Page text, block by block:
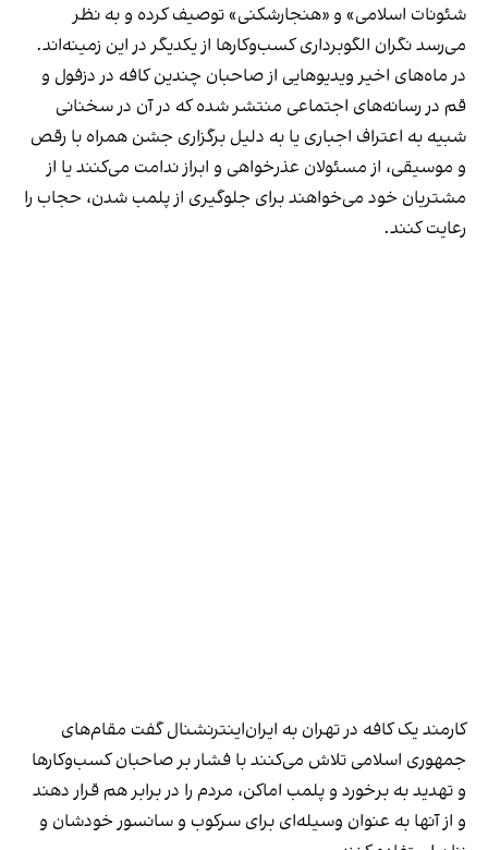
شئونات اسلامی» و «هنجارشکنی» توصیف کرده و به نظر
می‌رسد نگران الگوبرداری کسب‌وکارها از یکدیگر در این زمینه‌اند.
در ماه‌های اخیر ویدیوهایی از صاحبان چندین کافه در دزفول و
قم در رسانه‌های اجتماعی منتشر شده که در آن در سخنانی
شبیه به اعتراف اجباری یا به دلیل برگزاری جشن همراه با رقص
و موسیقی، از مسئولان عذرخواهی و ابراز ندامت می‌کنند یا از
مشتریان خود می‌خواهند برای جلوگیری از پلمب شدن، حجاب را
رعایت کنند.
کارمند یک کافه در تهران به ایران‌اینترنشنال گفت مقام‌های
جمهوری اسلامی تلاش می‌کنند با فشار بر صاحبان کسب‌وکارها
و تهدید به برخورد و پلمب اماکن، مردم را در برابر هم قرار دهند
و از آنها به عنوان وسیله‌ای برای سرکوب و سانسور خودشان و